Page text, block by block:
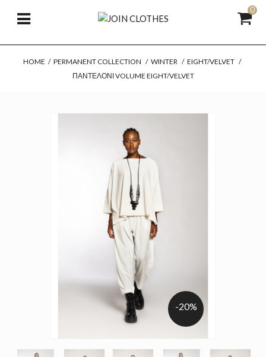
0
HOME / PERMANENT COLLECTION / WINTER / EIGHT/VELVET /
ΠΑΝΤΕΛΌΝΙ VOLUME EIGHT/VELVET
-20%